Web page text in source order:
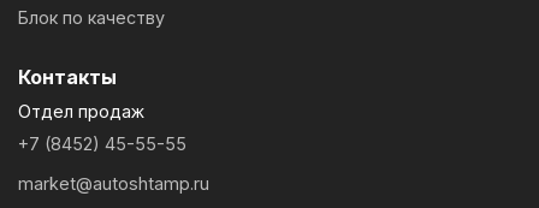
Блок по качеству
Контакты
Отдел продаж
+7 (8452) 45-55-55
market@autoshtamp.ru